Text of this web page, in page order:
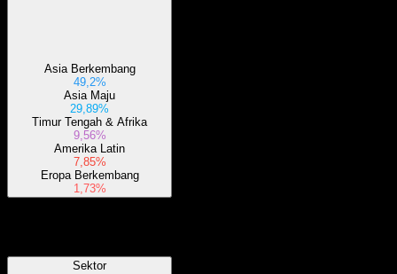
Asia Berkembang
49,2%
Asia Maju
29,89%
Timur Tengah & Afrika
9,56%
Amerika Latin
7,85%
Eropa Berkembang
1,73%
Sektor